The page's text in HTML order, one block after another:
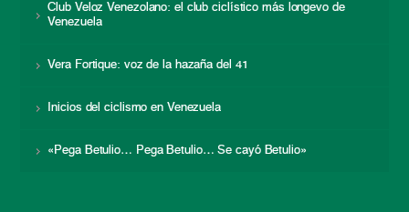
Club Veloz Venezolano: el club ciclístico más longevo de
Venezuela
Vera Fortique: voz de la hazaña del 41
Inicios del ciclismo en Venezuela
«Pega Betulio… Pega Betulio… Se cayó Betulio»